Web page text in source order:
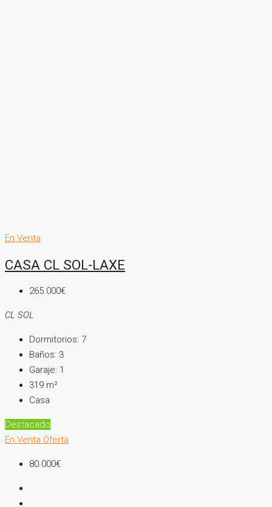
En Venta
CASA CL SOL-LAXE
265.000€
CL SOL
Dormitorios: 7
Baños: 3
Garaje: 1
319 m²
Casa
Destacado
En Venta Oferta
80.000€